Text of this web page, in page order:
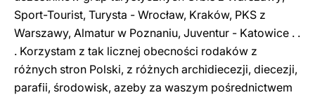
Sport-Tourist, Turysta - Wrocław, Kraków, PKS z
Warszawy, Almatur w Poznaniu, Juventur - Katowice . .
. Korzystam z tak licznej obecności rodaków z
różnych stron Polski, z różnych archidiecezji, diecezji,
parafii, środowisk, azeby za waszym pośrednictwem